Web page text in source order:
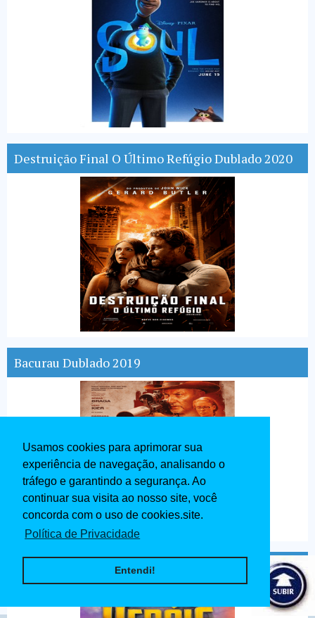
Usamos cookies para aprimorar sua
experiência de navegação, analisando o
tráfego e garantindo a segurança. Ao
continuar sua visita ao nosso site, você
concorda com o uso de cookies.site.
Política de Privacidade
Entendi!
Destruição Final O Último Refúgio Dublado 2020
Bacurau Dublado 2019
Pequenos Grandes Heróis Dublado 2020